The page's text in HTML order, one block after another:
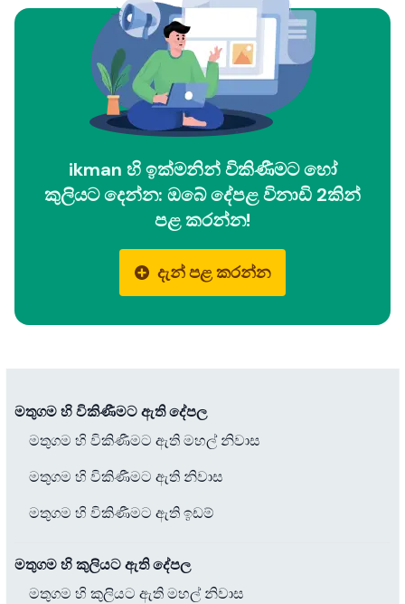
ikman හි ඉක්මනින් විකිණීමට හෝ
කුලියට දෙන්න: ඔබේ දේපළ විනාඩි 2කින්
පළ කරන්න!
දැන් පළ කරන්න
මතුගම හි විකිණීමට ඇති දේපල
මතුගම හි විකිණීමට ඇති මහල් නිවාස
මතුගම හි විකිණීමට ඇති නිවාස
මතුගම හි විකිණීමට ඇති ඉඩම්
මතුගම හි කුලියට ඇති දේපල
මතුගම හි කුලියට ඇති මහල් නිවාස